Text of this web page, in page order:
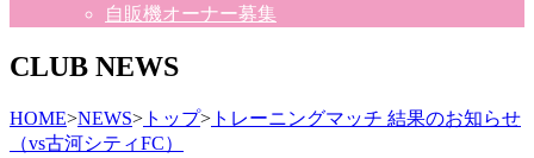
自販機オーナー募集
CLUB NEWS
HOME>NEWS> トップ> トレーニングマッチ 結果のお知らせ
（vs古河シティFC）